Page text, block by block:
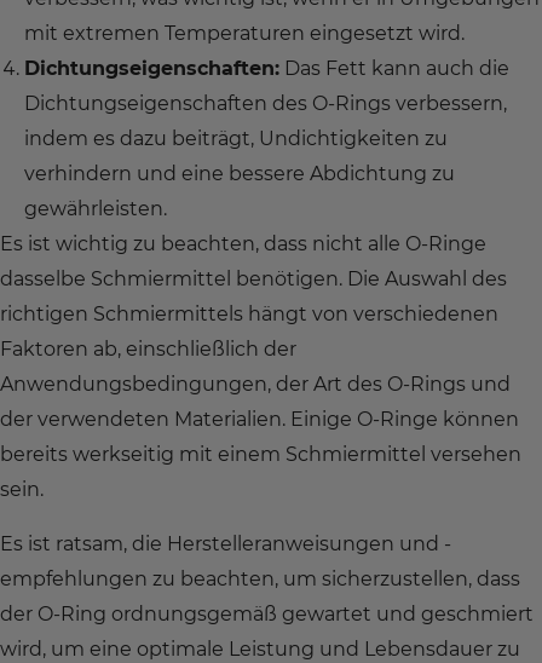
mit extremen Temperaturen eingesetzt wird.
Dichtungseigenschaften: Das Fett kann auch die
Dichtungseigenschaften des O-Rings verbessern,
indem es dazu beiträgt, Undichtigkeiten zu
verhindern und eine bessere Abdichtung zu
gewährleisten.
Es ist wichtig zu beachten, dass nicht alle O-Ringe
dasselbe Schmiermittel benötigen. Die Auswahl des
richtigen Schmiermittels hängt von verschiedenen
Faktoren ab, einschließlich der
Anwendungsbedingungen, der Art des O-Rings und
der verwendeten Materialien. Einige O-Ringe können
bereits werkseitig mit einem Schmiermittel versehen
sein.
Es ist ratsam, die Herstelleranweisungen und -
empfehlungen zu beachten, um sicherzustellen, dass
der O-Ring ordnungsgemäß gewartet und geschmiert
wird, um eine optimale Leistung und Lebensdauer zu